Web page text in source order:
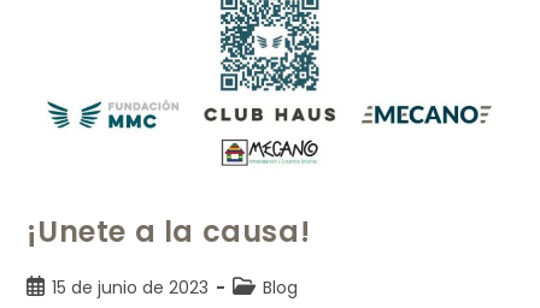
¡Unete a la causa!
15 de junio de 2023 Blog